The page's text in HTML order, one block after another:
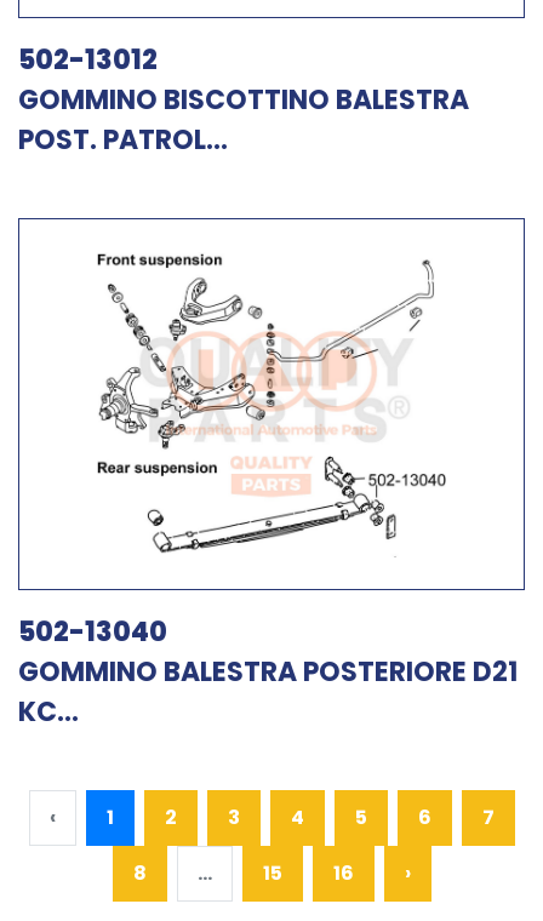
502-13012
GOMMINO BISCOTTINO BALESTRA
POST. PATROL...
502-13040
GOMMINO BALESTRA POSTERIORE D21
KC...
‹ 1 2 3 4 5 6
7
8
... 15 16 ›